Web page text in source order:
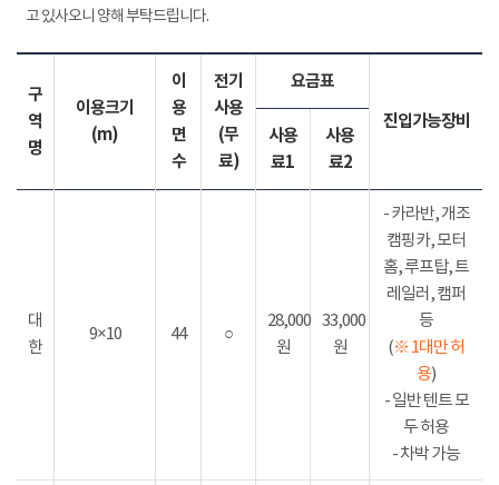
고 있사오니 양해 부탁드립니다.
구
역
명
이용크기
(m)
이
용
면
수
전기
사용
(무
료)
요금표
진입가능장비
사용
료1
사용
료2
대
한
9×10 44 ○
28,000
원
33,000
원
- 카라반, 개조
캠핑카, 모터
홈, 루프탑, 트
레일러, 캠퍼
등
(※ 1대만 허
용)
- 일반 텐트 모
두 허용
- 차박 가능